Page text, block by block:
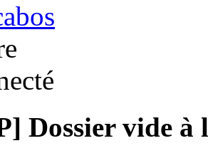
Dossier vide à